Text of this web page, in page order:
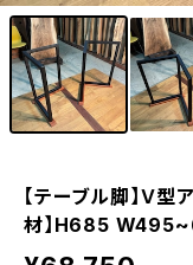
【テーブル脚】Ｖ
材】H685